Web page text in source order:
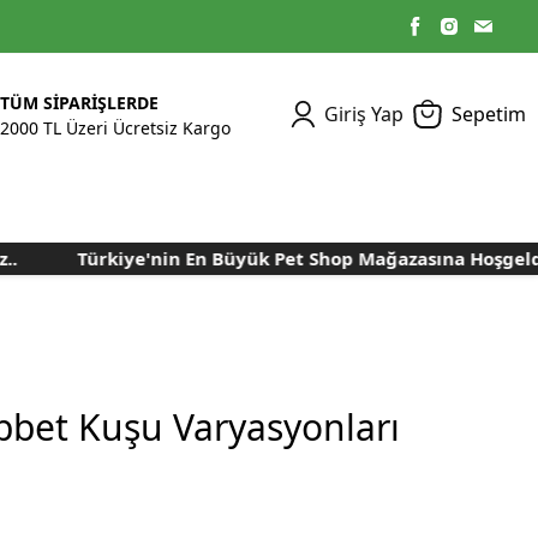
TÜM SİPARİŞLERDE
2000 TL Üzeri Ücretsiz Kargo
Giriş Yap Sepetim
Kümes Ekipmanları
Makineleri
Nem Alma Makineleri
Kuluçka Malzemeleri
Kedi Yaş Mamaları
Bakım Sağlık
Tasmalar
Bakım Sağlık
Tavşan Yemleri
Türkiye'nin En Büyük Pet Shop Mağazasına
Kuşu Varyasyonları